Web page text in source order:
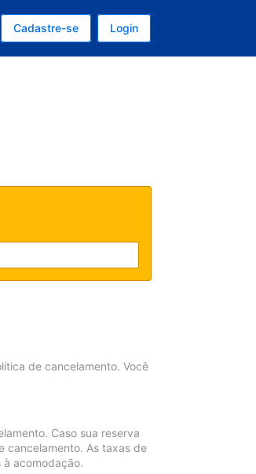
Dólar americano
é: Português (Brasil)
Cadastre-se Login
de cancelamento. Você
Caso sua reserva
cancelamento. As taxas de
acomodação.